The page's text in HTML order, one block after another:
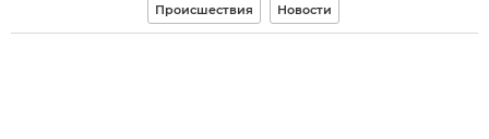
Происшествия Новости